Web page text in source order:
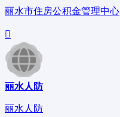
丽水市住房公积金管理中心
丽水人防
丽水人防